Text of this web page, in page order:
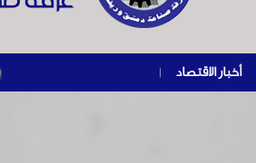
أخبار الاقتصاد |